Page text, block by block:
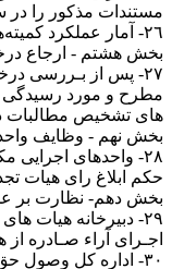
مستندات مذکور را در
٢٦‏‏- آمار عملکرد کمیته‌های رسیدگی را جهت بررسی و نظارت به صورت ماهانه تهیه و در سوابق ضبط نمایند.
بخش هشتم ‏‏‏‏‏‏‏‏‏‏- ارجاع
های تشخیص مطالبات
بخش نهم ‏‏‏‏‏‏- وظایف
حکم ابلاغ رای هیات تجدید نظر تشخیص مطالبات
بخش دهم‏‏‏‏‏- نظارت بر
٢٩‏‏- دبیرخانه هیات
اجـرای آراء صـادره از هیات های تجدید نظر